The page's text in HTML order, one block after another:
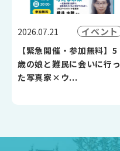
2026.07.21 イベント
【緊急開催・参加無料】5
歳の娘と難民に会いに行っ
た写真家×ウ...